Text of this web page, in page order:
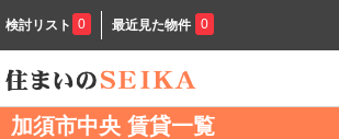
検討リスト 0 最近見た物件 0
加須市中央 賃貸一覧